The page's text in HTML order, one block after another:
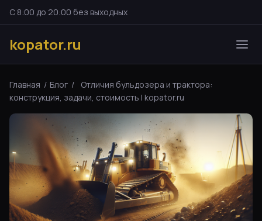
С 8:00 до 20:00 без выходных
kopator.ru
Главная / Блог /
Отличия бульдозера и трактора:
конструкция, задачи, стоимость | kopator.ru